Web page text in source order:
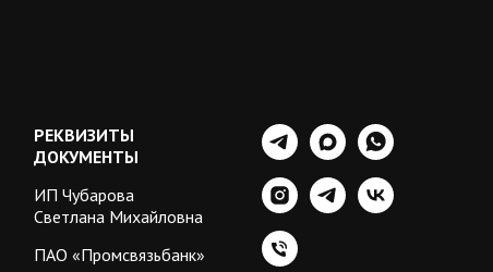
РЕКВИЗИТЫ
ДОКУМЕНТЫ
ИП Чубарова
Светлана Михайловна
ПАО «Промсвязьбанк»